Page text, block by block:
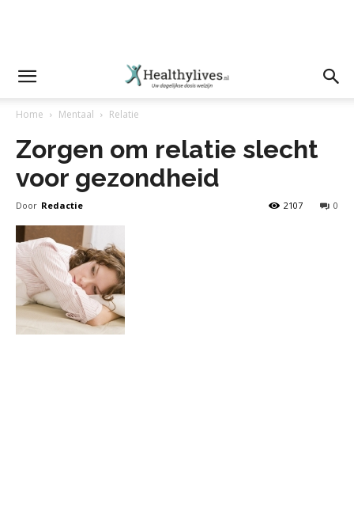
Home Mentaal Relatie
Zorgen om relatie slecht
voor gezondheid
Door Redactie 0
2107